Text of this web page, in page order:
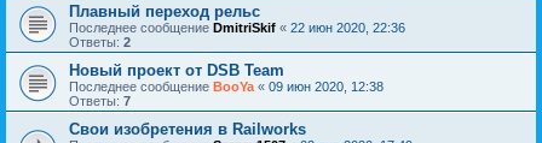
Плавный переход рельс
Последнее сообщение DmitriSkif « 22 июн 2020, 22:36
Ответы: 2
Новый проект от DSB Team
Последнее сообщение BooYa « 09 июн 2020, 12:38
Ответы: 7
Свои изобретения в Railworks